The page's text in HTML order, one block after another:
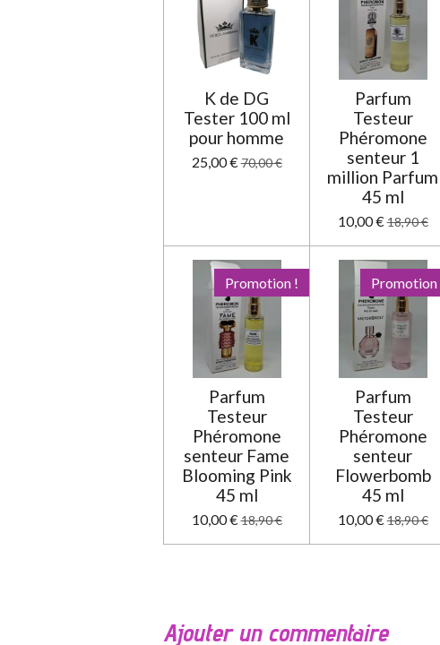
K de DG
Tester 100 ml
pour homme
25,00 €70,00 €
Parfum
Testeur
Phéromone
senteur 1
million Parfum
45 ml
10,00 €18,90 €
Promotion !
Parfum
Testeur
Phéromone
senteur Fame
Blooming Pink
45 ml
10,00 €18,90 €
Promotion
Parfum
Testeur
Phéromone
senteur
Flowerbomb
45 ml
10,00 €18,90 €
Ajouter un commentaire